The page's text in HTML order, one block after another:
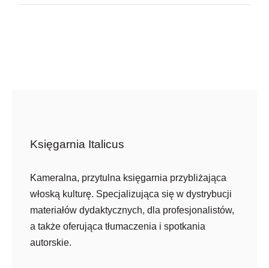
Księgarnia Italicus
Kameralna, przytulna księgarnia przybliżająca
włoską kulturę. Specjalizująca się w dystrybucji
materiałów dydaktycznych, dla profesjonalistów,
a także oferująca tłumaczenia i spotkania
autorskie.